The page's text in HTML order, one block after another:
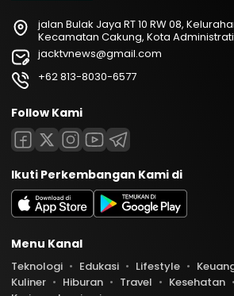
jalan Bulak Jaya RT 10 RW 08,
Kecamatan Cakung, Kota
jacktvnews@gmail.com
+62 813-8030-6577
Follow Kami
Ikuti Perkembangan Kami di
Menu Kanal
Teknologi Edukasi Lifestyle
Kuliner
Hiburan Travel Kesehatan